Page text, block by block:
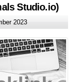
Studio.io)
2023